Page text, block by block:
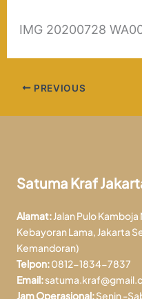
IMG 20200728
PREVIOUS
Satuma Kraf
Alamat:Jalan Pulo
Kebayoran Lama, Jakarta
Kemandoran)
Telpon:0812-1834-7837
Email:
Jam Operasional:Senin -